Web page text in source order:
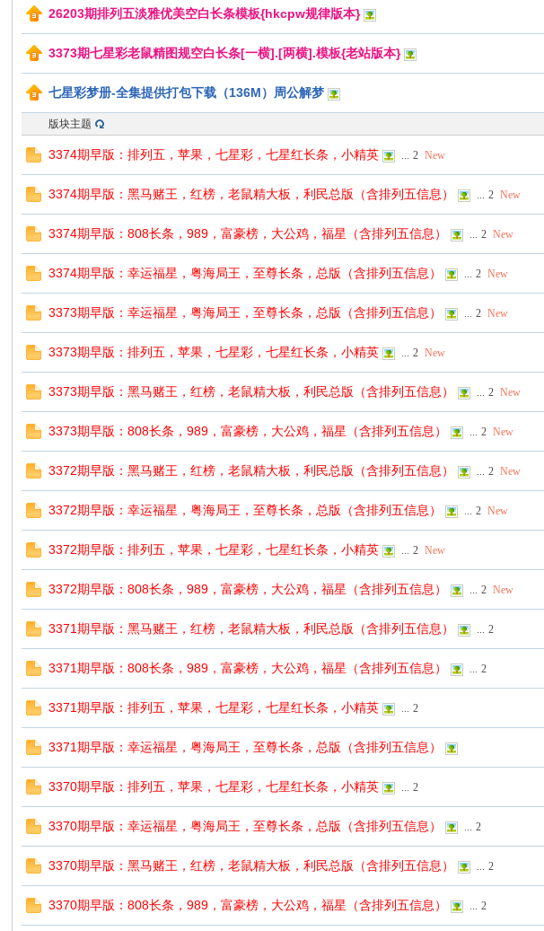
26203期排列五淡雅优美空白长条模板{hkcpw规律版本}
3373期七星彩老鼠精图规空白长条[一横].[两横].模板{老站版本}
七星彩梦册-全集提供打包下载（136M）周公解梦
版块主题
3374期早版：排列五，苹果，七星彩，七星红长条，小精英 ... 2 New
3374期早版：黑马赌王，红榜，老鼠精大板，利民总版（含排列五信息） ... 2 New
3374期早版：808长条，989，富豪榜，大公鸡，福星（含排列五信息） ... 2 New
3374期早版：幸运福星，粤海局王，至尊长条，总版（含排列五信息） ... 2 New
3373期早版：幸运福星，粤海局王，至尊长条，总版（含排列五信息） ... 2 New
3373期早版：排列五，苹果，七星彩，七星红长条，小精英 ... 2 New
3373期早版：黑马赌王，红榜，老鼠精大板，利民总版（含排列五信息） ... 2 New
3373期早版：808长条，989，富豪榜，大公鸡，福星（含排列五信息） ... 2 New
3372期早版：黑马赌王，红榜，老鼠精大板，利民总版（含排列五信息） ... 2 New
3372期早版：幸运福星，粤海局王，至尊长条，总版（含排列五信息） ... 2 New
3372期早版：排列五，苹果，七星彩，七星红长条，小精英 ... 2 New
3372期早版：808长条，989，富豪榜，大公鸡，福星（含排列五信息） ... 2 New
3371期早版：黑马赌王，红榜，老鼠精大板，利民总版（含排列五信息） ... 2
3371期早版：808长条，989，富豪榜，大公鸡，福星（含排列五信息） ... 2
3371期早版：排列五，苹果，七星彩，七星红长条，小精英 ... 2
3371期早版：幸运福星，粤海局王，至尊长条，总版（含排列五信息）
3370期早版：排列五，苹果，七星彩，七星红长条，小精英 ... 2
3370期早版：幸运福星，粤海局王，至尊长条，总版（含排列五信息） ... 2
3370期早版：黑马赌王，红榜，老鼠精大板，利民总版（含排列五信息） ... 2
3370期早版：808长条，989，富豪榜，大公鸡，福星（含排列五信息） ... 2